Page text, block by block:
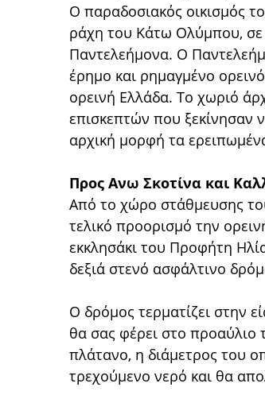
Ο παραδοσιακός οικισμός
ράχη του Κάτω Ολύμπου,
Παντελεήμονα. Ο
έρημο και ρημαγμένο
ορεινή Ελλάδα. Το χωριό
επισκεπτών που ξεκίνησαν
αρχική μορφή τα
Προς Ανω Σκοτίνα και
Από το χώρο στάθμευσης
τελικό προορισμό την
εκκλησάκι του Προφήτη
δεξιά στενό ασφάλτινο
Ο δρόμος τερματίζει στην
θα σας φέρει στο προαύλιο
πλάτανο, η διάμετρος του
τρεχούμενο νερό και θα